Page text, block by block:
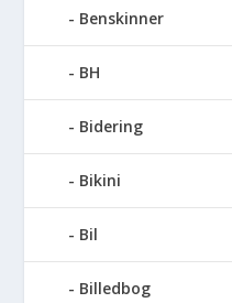
Benskinner
BH
Bidering
Bikini
Bil
Billedbog